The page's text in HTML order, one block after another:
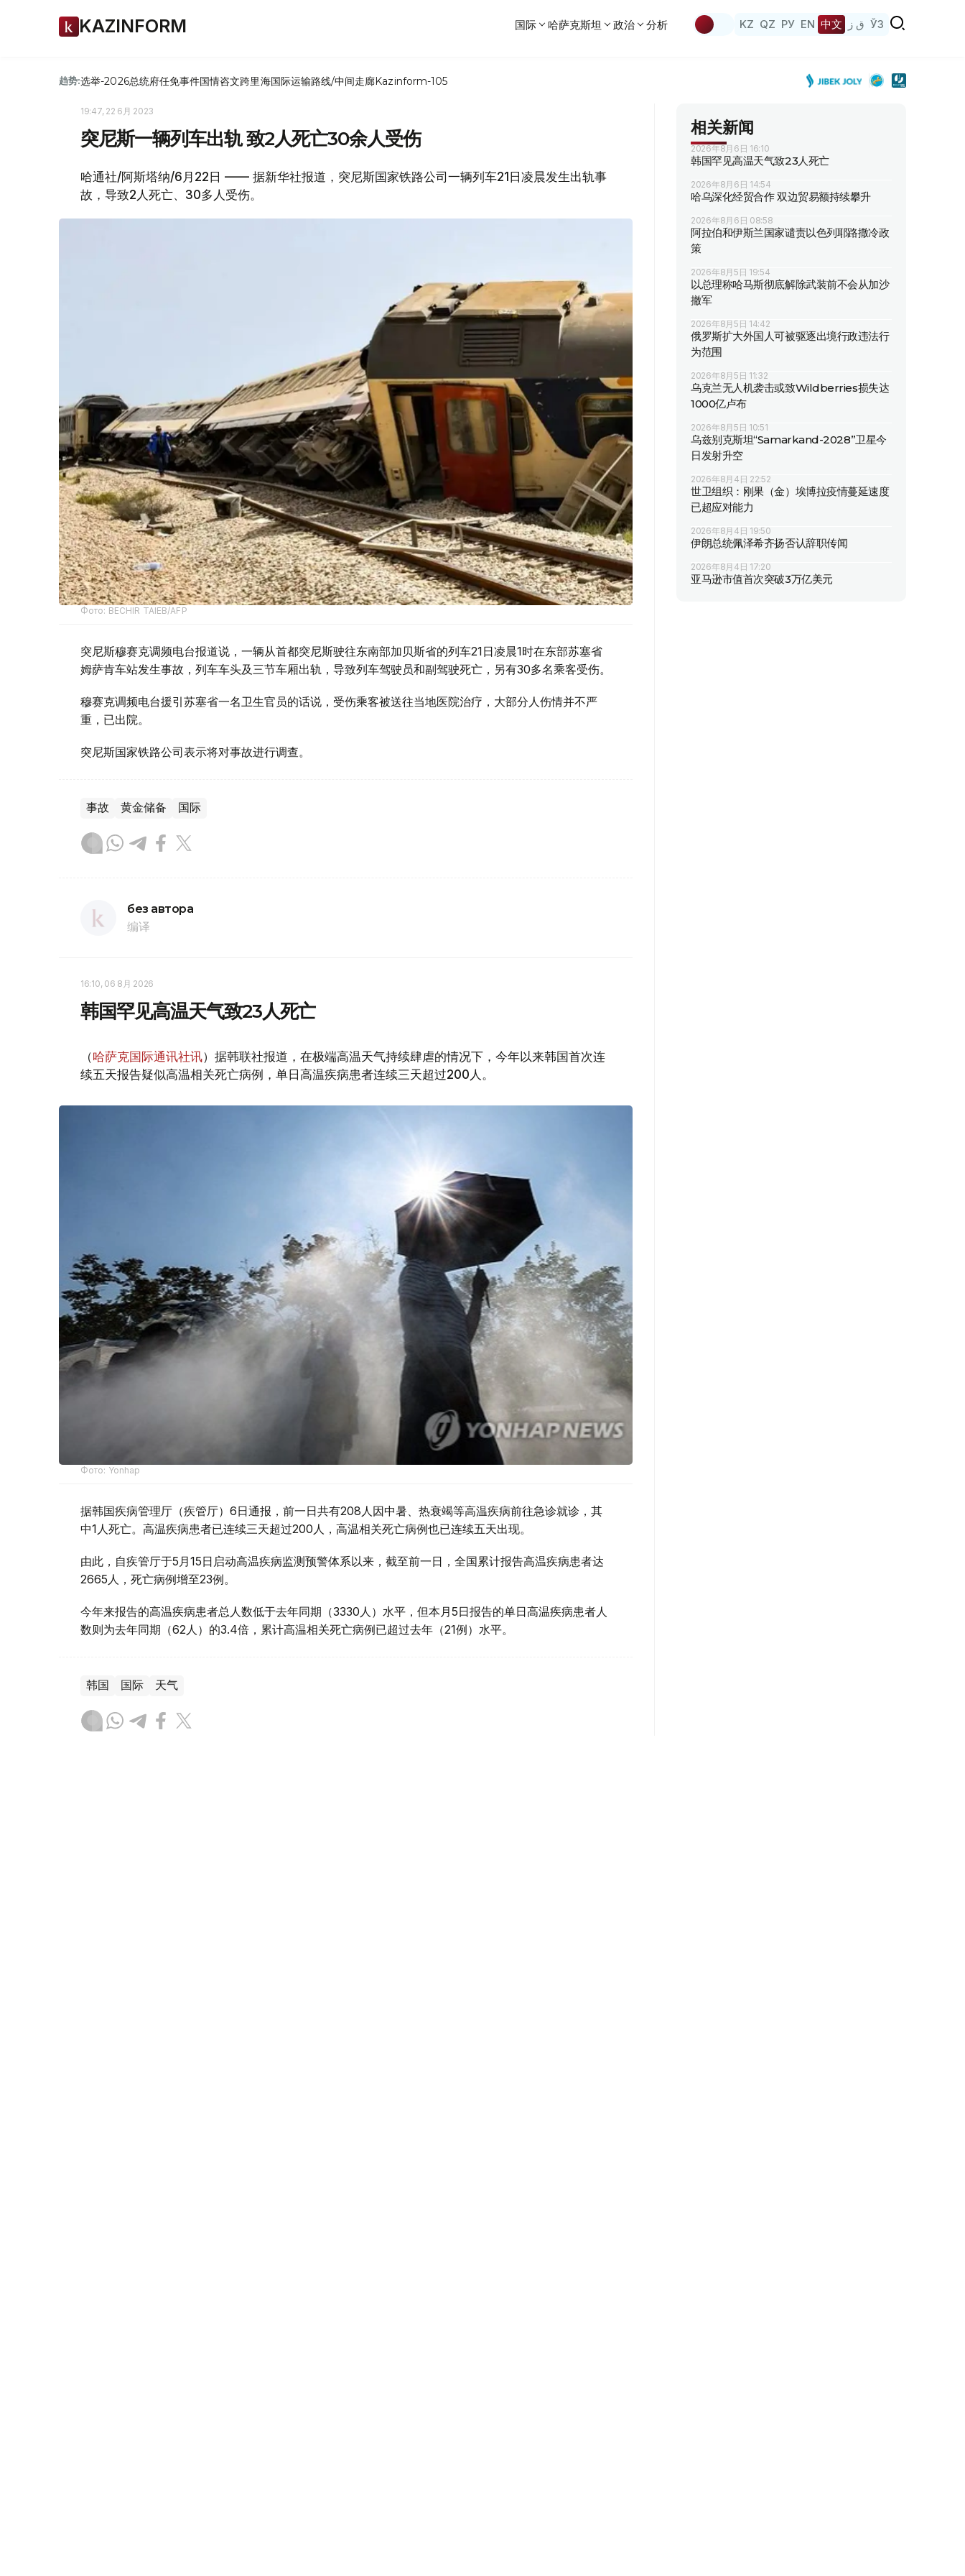
KAZINFORM 国际 哈萨克斯坦 政治 分析 KZ QZ РУ EN 中文 ق ز ЎЗ
趋势:选举-2026总统府任免事件国情咨文跨里海国际运输路线/中间走廊Kazinform-105
19:47, 22 6月 2023
突尼斯一辆列车出轨 致2人死亡30余人受伤
哈通社/阿斯塔纳/6月22日 —— 据新华社报道，突尼斯国家铁路公司一辆列车21日凌晨发生出轨事
故，导致2人死亡、30多人受伤。
Фото: BECHIR TAIEB/AFP
突尼斯穆赛克调频电台报道说，一辆从首都突尼斯驶往东南部加贝斯省的列车21日凌晨1时在东部苏塞省
姆萨肯车站发生事故，列车车头及三节车厢出轨，导致列车驾驶员和副驾驶死亡，另有30多名乘客受伤。
穆赛克调频电台援引苏塞省一名卫生官员的话说，受伤乘客被送往当地医院治疗，大部分人伤情并不严
重，已出院。
突尼斯国家铁路公司表示将对事故进行调查。
事故 黄金储备 国际
без автора
编译
16:10, 06 8月 2026
韩国罕见高温天气致23人死亡
（哈萨克国际通讯社讯）据韩联社报道，在极端高温天气持续肆虐的情况下，今年以来韩国首次连
续五天报告疑似高温相关死亡病例，单日高温疾病患者连续三天超过200人。
Фото: Yonhap
据韩国疾病管理厅（疾管厅）6日通报，前一日共有208人因中暑、热衰竭等高温疾病前往急诊就诊，其
中1人死亡。高温疾病患者已连续三天超过200人，高温相关死亡病例也已连续五天出现。
由此，自疾管厅于5月15日启动高温疾病监测预警体系以来，截至前一日，全国累计报告高温疾病患者达
2665人，死亡病例增至23例。
今年来报告的高温疾病患者总人数低于去年同期（3330人）水平，但本月5日报告的单日高温疾病患者人
数则为去年同期（62人）的3.4倍，累计高温相关死亡病例已超过去年（21例）水平。
韩国 国际 天气
相关新闻
2026年8月6日 16:10
韩国罕见高温天气致23人死亡
2026年8月6日 14:54
哈乌深化经贸合作 双边贸易额持续攀升
2026年8月6日 08:58
阿拉伯和伊斯兰国家谴责以色列耶路撒冷政
策
2026年8月5日 19:54
以总理称哈马斯彻底解除武装前不会从加沙
撤军
2026年8月5日 14:42
俄罗斯扩大外国人可被驱逐出境行政违法行
为范围
2026年8月5日 11:32
乌克兰无人机袭击或致Wildberries损失达
1000亿卢布
2026年8月5日 10:51
乌兹别克斯坦“Samarkand-2028”卫星今
日发射升空
2026年8月4日 22:52
世卫组织：刚果（金）埃博拉疫情蔓延速度
已超应对能力
2026年8月4日 19:50
伊朗总统佩泽希齐扬否认辞职传闻
2026年8月4日 17:20
亚马逊市值首次突破3万亿美元